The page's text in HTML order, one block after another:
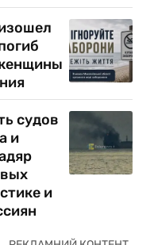
судов
и
и